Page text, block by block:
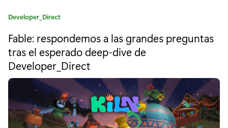
a
o
e
n
C
t
e
o
r
a
Developer_Direct
Fable: respondemos a las grandes preguntas
tras el esperado deep-dive de
Developer_Direct